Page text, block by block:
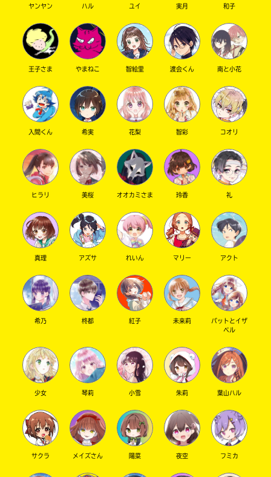
キーワードから探す
オフィシャルアカウント
SNSでシェアする
ヤンヤン ハル ユイ 実月 和子
王子さま やまねこ 智絵里 渡会くん 南と小花
入間くん 希実 花梨 智彩 コオリ
ヒラリ 美桜 オオカミさま 玲香 礼
真理 アズサ れいん マリー アクト
希乃 柊都 紅子 未来莉
パットとイザ
ベル
少女 琴莉 小雪 朱莉 葉山ハル
サクラ メイズさん 陽菜 夜空 フミカ